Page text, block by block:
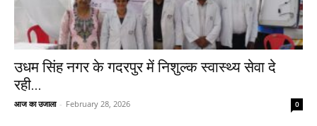
उधम सिंह नगर के गदरपुर में निशुल्क स्वास्थ्य सेवा दे
रही...
आज का उजाला - February 28, 2026 0